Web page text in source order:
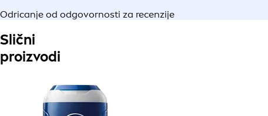
Odricanje od odgovornosti za recenzije
Slični
proizvodi